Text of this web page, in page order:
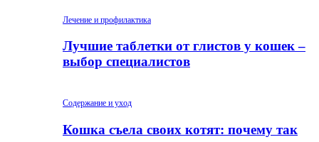
Лечение и профилактика
Лучшие таблетки от глистов у кошек –
выбор специалистов
Содержание и уход
Кошка съела своих котят: почему так